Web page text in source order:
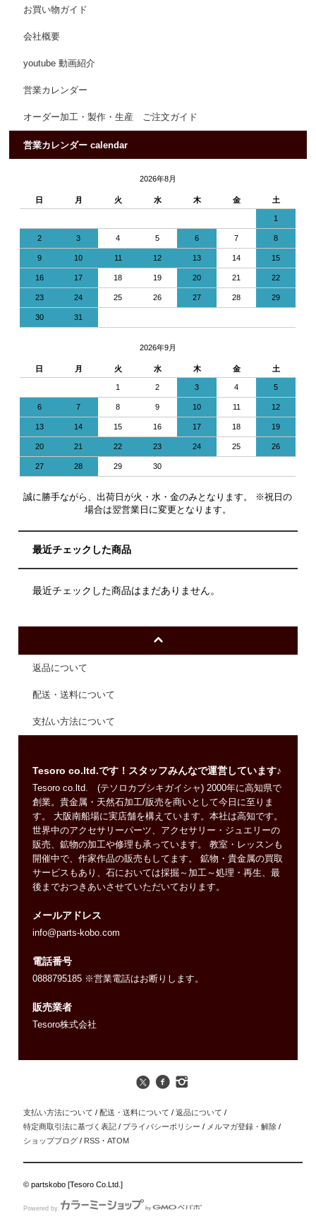
お買い物ガイド
会社概要
youtube 動画紹介
営業カレンダー
オーダー加工・製作・生産 ご注文ガイド
営業カレンダー calendar
2026年8月
日 月 火 水 木 金 土
1
2 3 4 5 6 7 8
9 10 11 12 13 14 15
16 17 18 19 20 21 22
23 24 25 26 27 28 29
30 31
2026年9月
日 月 火 水 木 金 土
1 2 3 4 5
6 7 8 9 10 11 12
13 14 15 16 17 18 19
20 21 22 23 24 25 26
27 28 29 30
誠に勝手ながら、出荷日が火・水・金のみとなります。 ※祝日の
場合は翌営業日に変更となります。
最近チェックした商品
最近チェックした商品はまだありません。
返品について
配送・送料について
支払い方法について
Tesoro co.ltd.です！スタッフみんなで運営しています♪
Tesoro co.ltd. (テソロカブシキガイシャ) 2000年に高知県で
創業。貴金属・天然石加工/販売を商いとして今日に至りま
す。 大阪南船場に実店舗を構えています。本社は高知です。
世界中のアクセサリーパーツ、アクセサリー・ジュエリーの
販売、鉱物の加工や修理も承っています。 教室・レッスンも
開催中で、作家作品の販売もしてます。 鉱物・貴金属の買取
サービスもあり、石においては採掘～加工～処理・再生、最
後までおつきあいさせていただいております。
メールアドレス
info@parts-kobo.com
電話番号
0888795185 ※営業電話はお断りします。
販売業者
Tesoro株式会社
支払い方法について / 配送・送料について / 返品について /
特定商取引法に基づく表記 / プライバシーポリシー / メルマガ登録・解除 /
ショップブログ / RSS ・ATOM
© partskobo [Tesoro Co.Ltd.]
Powered by